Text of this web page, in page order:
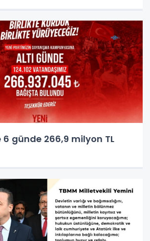
6 günde 266,9 milyon TL